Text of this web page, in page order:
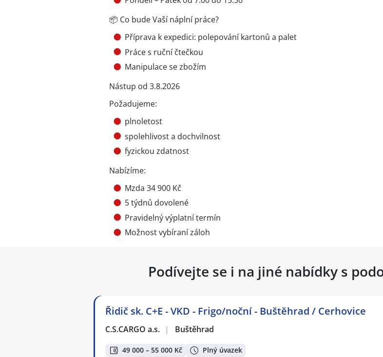
📦 Co bude Vaší náplní práce?
Příprava k expedici: polepování kartonů a palet
Práce s ruční čtečkou
Manipulace se zbožím
Nástup od 3.8.2026
Požadujeme:
plnoletost
spolehlivost a dochvilnost
fyzickou zdatnost
Nabízíme:
Mzda 34 900 Kč
5 týdnů dovolené
Pravidelný výplatní termín
Možnost vybíraní záloh
Podívejte se i na jiné nabídky s
Řidič sk. C+E - VKD - Frigo/noční - Buštěhrad / Cerhovice
C.S.CARGO a.s. | Buštěhrad
49 000 – 55 000 Kč Plný úvazek